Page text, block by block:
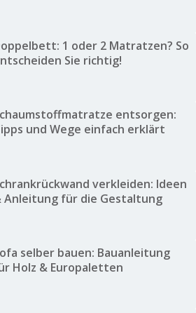
1 oder 2 Matratzen? So
Sie richtig!
entsorgen:
und Wege einfach erklärt
verkleiden: Ideen
Anleitung für die Gestaltung
selber bauen: Bauanleitung
Holz & Europaletten